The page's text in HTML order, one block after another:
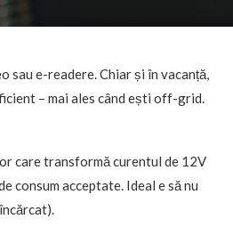
sau e-readere. Chiar și în vacanță,
– mai ales când ești off-grid.
care transformă curentul de 12V
consum acceptate. Ideal e să nu